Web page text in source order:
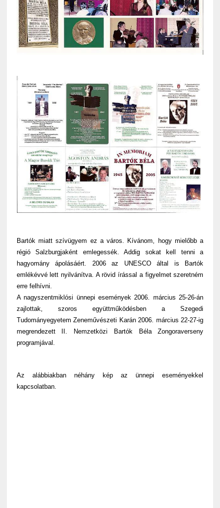
Bartók miatt szívügyem ez a város. Kívánom, hogy mielőbb a
régió Salzburgjaként emlegessék. Addig sokat kell tenni a
hagyomány ápolásáért. 2006 az UNESCO által is Bartók
emlékévvé lett nyilvánítva. A rövid írással a figyelmet szeretném
erre felhívni.
A nagyszentmiklósi ünnepi események 2006. március 25-26-án
zajlottak, szoros együttműködésben a Szegedi
Tudományegyetem Zeneművészeti Karán 2006. március 22-27-ig
megrendezett II. Nemzetközi Bartók Béla Zongoraverseny
programjával.
Az alábbiakban néhány kép az ünnepi eseményekkel
kapcsolatban.